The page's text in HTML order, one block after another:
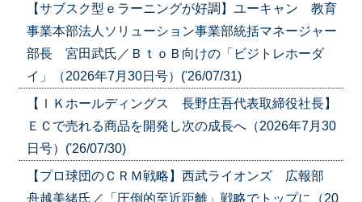
【サブスク型ｅラーニングが好調】ユーキャン 教育
事業本部法人ソリューション事業部統括マネージャー
部長 宮田武氏／ＢｔｏＢ向けの「ビジトレホーダ
イ」（2026年7月30日号）('26/07/31)
【ＩＫホールディングス 長野庄吾代表取締役社長】
ＥＣで売れる商品を開発し次の成長へ（2026年7月30
日号）('26/07/30)
【プロ球団のＣＲＭ戦略】西武ライオンズ 広報部
舟越美緒氏／「圧倒的至近距離」戦略でトップに（20